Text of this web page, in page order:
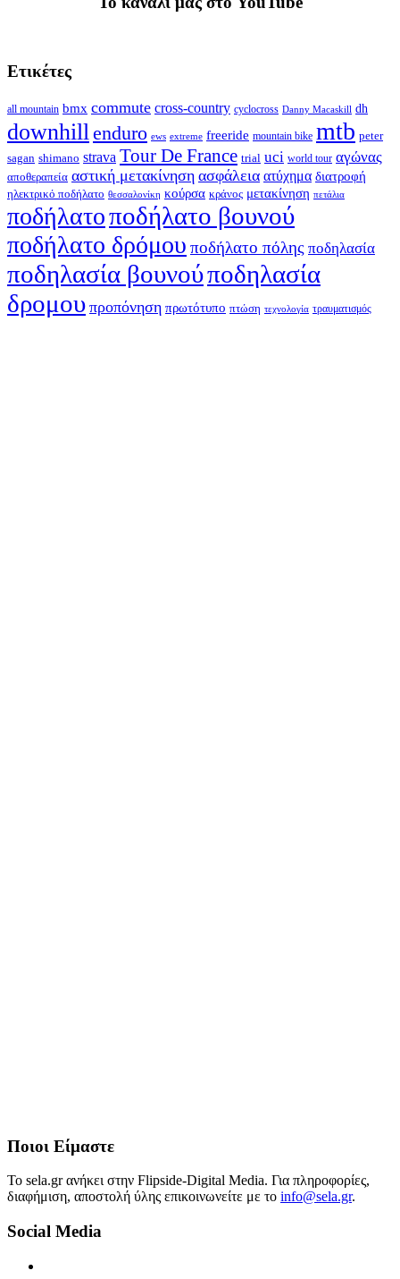
Ετικέτες
all mountain bmx commute cross-country cyclocross Danny Macaskill dh
downhillenduro ews extreme freeride mountain bike mtb peter
sagan shimano strava Tour De France trial uci world tour αγώνας
αποθεραπεία αστική μετακίνηση ασφάλεια ατύχημα διατροφή
ηλεκτρικό ποδήλατο θεσσαλονίκη κούρσα κράνος μετακίνηση πετάλια
ποδήλατοποδήλατο βουνού
ποδήλατο δρόμου ποδήλατο πόλης ποδηλασία
ποδηλασία βουνούποδηλασία
δρομου προπόνηση πρωτότυπο πτώση τεχνολογία τραυματισμός
Ποιοι Είμαστε
Το sela.gr ανήκει στην Flipside-Digital Media. Για πληροφορίες,
διαφήμιση, αποστολή ύλης επικοινωνείτε με το info@sela.gr.
Social Media